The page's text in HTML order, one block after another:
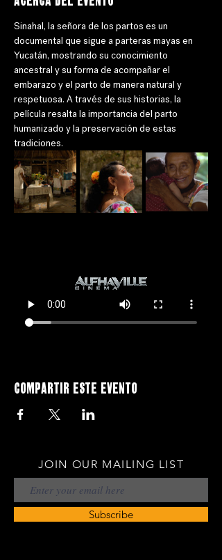
Sinahal, la señora de los partos es un
documental que sigue a parteras mayas en
Yucatán, mostrando su conocimiento
ancestral y su forma de acompañar el
embarazo y el parto de manera natural y
respetuosa. A través de sus historias, la
película resalta la importancia del parto
humanizado y la preservación de estas
tradiciones.
Compartir este evento
JOIN OUR MAILING LIST
Subscribe